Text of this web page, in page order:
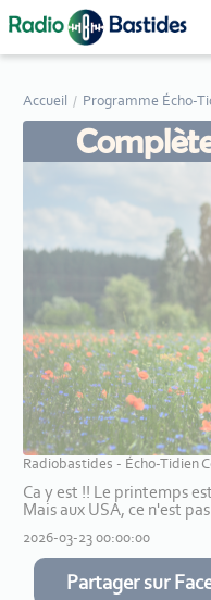
Accueil Programme Écho-
Radiobastides - Écho-Tidien
Ca y est !! Le printemps
Mais aux USA, ce n'est
2026-03-23 00:00:00
Partager sur
Panneau de gestion des cookies